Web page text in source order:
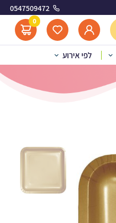
0547509472
0
לפי אירוע